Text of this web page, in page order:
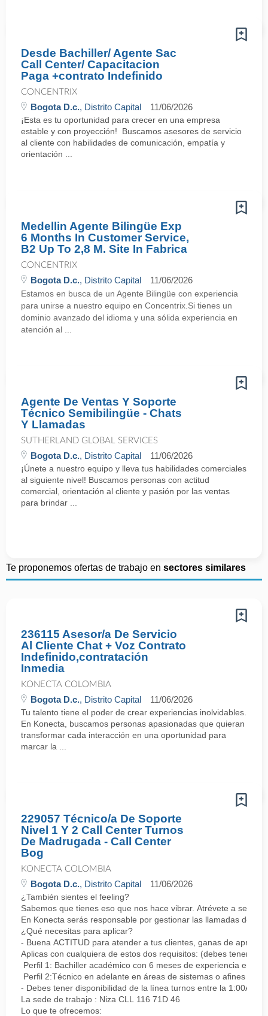
Desde Bachiller/ Agente Sac
Call Center/ Capacitacion
Paga +contrato Indefinido
CONCENTRIX
Bogota D.c., Distrito Capital 11/06/2026
¡Esta es tu oportunidad para crecer en una empresa
estable y con proyección! Buscamos asesores de servicio
al cliente con habilidades de comunicación, empatía y
orientación ...
Medellin Agente Bilingüe Exp
6 Months In Customer Service,
B2 Up To 2,8 M. Site In Fabrica
CONCENTRIX
Bogota D.c., Distrito Capital 11/06/2026
Estamos en busca de un Agente Bilingüe con experiencia
para unirse a nuestro equipo en Concentrix.Si tienes un
dominio avanzado del idioma y una sólida experiencia en
atención al ...
Agente De Ventas Y Soporte
Técnico Semibilingüe - Chats
Y Llamadas
SUTHERLAND GLOBAL SERVICES
Bogota D.c., Distrito Capital 11/06/2026
¡Únete a nuestro equipo y lleva tus habilidades comerciales
al siguiente nivel! Buscamos personas con actitud
comercial, orientación al cliente y pasión por las ventas
para brindar ...
Te proponemos ofertas de trabajo en sectores similares
236115 Asesor/a De Servicio
Al Cliente Chat + Voz Contrato
Indefinido,contratación
Inmedia
KONECTA COLOMBIA
Bogota D.c., Distrito Capital 11/06/2026
Tu talento tiene el poder de crear experiencias inolvidables.
En Konecta, buscamos personas apasionadas que quieran
transformar cada interacción en una oportunidad para
marcar la ...
229057 Técnico/a De Soporte
Nivel 1 Y 2 Call Center Turnos
De Madrugada - Call Center
Bog
KONECTA COLOMBIA
Bogota D.c., Distrito Capital 11/06/2026
¿También sientes el feeling?
Sabemos que tienes eso que nos hace vibrar. Atrévete a ser
En Konecta serás responsable por gestionar las llamadas de
¿Qué necesitas para aplicar?
- Buena ACTITUD para atender a tus clientes, ganas de
Aplicas con cualquiera de estos dos requisitos: (debes tener
Perfil 1: Bachiller académico con 6 meses de experiencia en
Perfil 2:Técnico en adelante en áreas de sistemas o afines
- Debes tener disponibilidad de la línea turnos entre la 1:00AM
La sede de trabajo : Niza CLL 116 71D 46
Lo que te ofrecemos: